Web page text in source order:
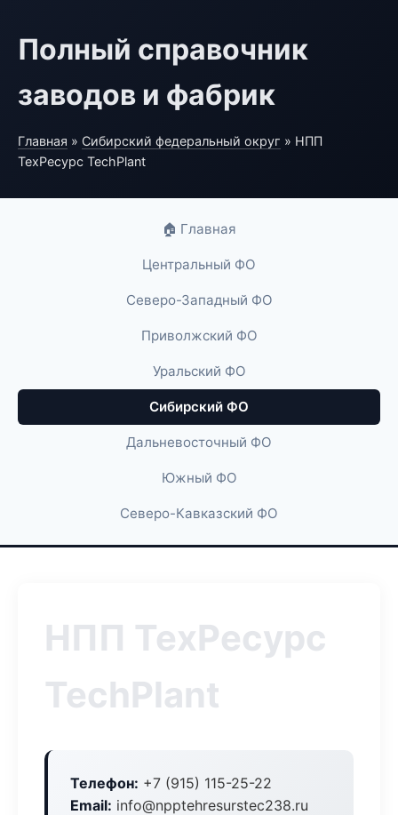
Полный справочник
заводов и фабрик
Главная » Сибирский федеральный округ » НПП
ТехРесурс TechPlant
🏠 Главная
Центральный ФО
Северо-Западный ФО
Приволжский ФО
Уральский ФО
Сибирский ФО
Дальневосточный ФО
Южный ФО
Северо-Кавказский ФО
НПП ТехРесурс
TechPlant
Телефон: +7 (915) 115-25-22
Email: info@npptehresurstec238.ru